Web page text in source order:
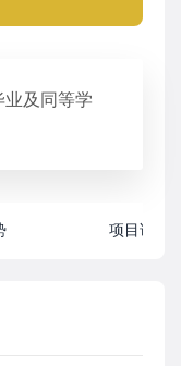
及同等学
项目详情